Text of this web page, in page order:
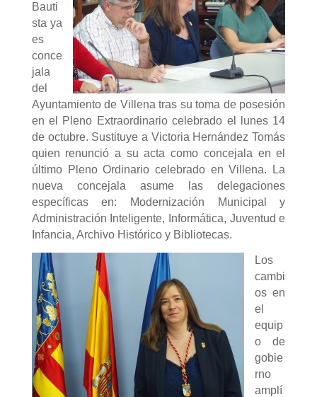
Bauti
sta ya
es
conce
jala
del
Ayuntamiento de Villena tras su toma de posesión
en el Pleno Extraordinario celebrado el lunes 14
de octubre. Sustituye a Victoria Hernández Tomás
quien renunció a su acta como concejala en el
último Pleno Ordinario celebrado en Villena. La
nueva concejala asume las delegaciones
específicas en: Modernización Municipal y
Administración Inteligente, Informática, Juventud e
Infancia, Archivo Histórico y Bibliotecas.
Los
cambi
os en
el
equip
o de
gobie
rno
amplí